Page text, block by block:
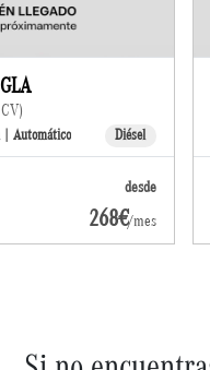
Automático Diésel
desde
268€/mes